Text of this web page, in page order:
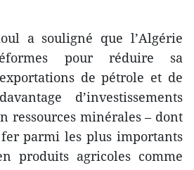
a souligné que l’Algérie
pour réduire sa
de pétrole et de
d’investissements
ressources minérales – dont
fer parmi les plus importants
produits agricoles comme